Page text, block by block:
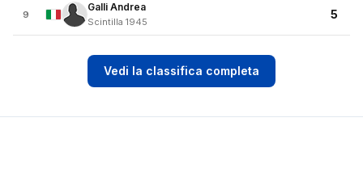
9
Galli Andrea
Scintilla 1945
5
Vedi la classifica completa